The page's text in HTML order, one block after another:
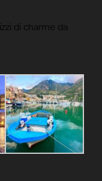
di charme da